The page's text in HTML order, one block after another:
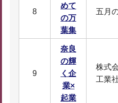
8
めて
の万
葉集
五月
9
奈良
の輝
く企
業×
起業
株式
工業